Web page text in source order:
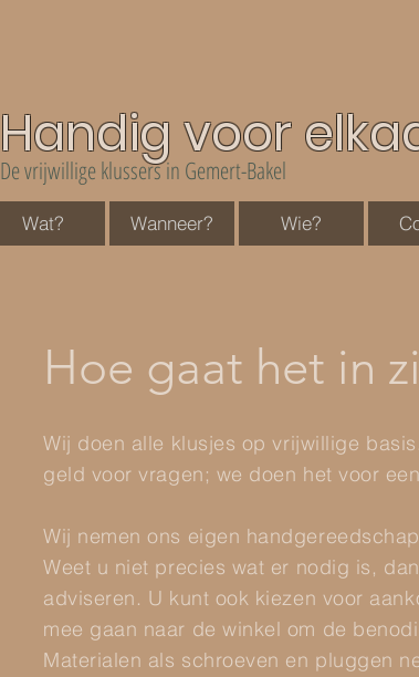
Wat? Wanneer? Wie?
Handig voor
De vrijwillige klussers in Gemert-Bakel
Hoe gaat het in
Wij doen alle klusjes op vrijwillige
geld voor vragen; we doen het voor
Wij nemen ons eigen
Weet u niet precies wat er nodig is,
adviseren. U kunt ook kiezen voor
mee gaan naar de winkel om de
Materialen als schroeven en pluggen